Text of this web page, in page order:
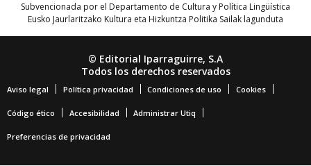
Subvencionada por el Departamento de Cultura y Política Lingüística
Eusko Jaurlaritzako Kultura eta Hizkuntza Politika Sailak lagunduta
© Editorial Iparraguirre, S.A
Todos los derechos reservados
Aviso legal Política privacidad Condiciones de uso Cookies
Código ético Accesibilidad Administrar Utiq
Preferencias de privacidad